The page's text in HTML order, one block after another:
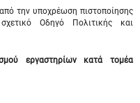
την υποχρέωση πιστοποίησης
Οδηγό Πολιτικής και
εργαστηρίων κατά τομέα